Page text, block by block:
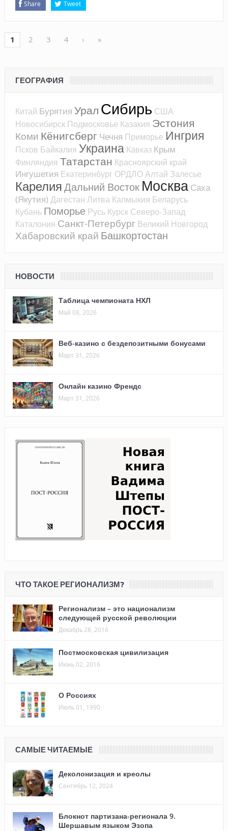
Share Tweet
1 2 3 4 › »
ГЕОГРАФИЯ
Китай Бурятия Урал Сибирь США
Новосибирск Подмосковье Казакия Эстония
Коми Кёнигсберг Чечня Приморье Ингрия
Псков Байкалия Украина Кавказ Крым
Финляндия Татарстан Красноярский край
Ингушетия Екатеринбург ОРДЛОАлтай Залесье
КарелияДальний Восток Москва Саха
(Якутия) Дагестан Литва Калмыкия Беларусь
Кубань Поморье Русь Курск Северо-Запад
Каталония Санкт-Петербург Великий Новгород
Хабаровский край Башкортостан
НОВОСТИ
Таблица чемпионата НХЛ
Май 08, 2026
Веб-казино с бездепозитными бонусами
Март 31, 2026
Онлайн казино Френдс
Март 31, 2026
ЧТО ТАКОЕ РЕГИОНАЛИЗМ?
Регионализм – это национализм
следующей русской революции
Декабрь 28, 2016
Постмосковская цивилизация
Июнь 02, 2016
О Россиях
Июль 01, 1990
САМЫЕ ЧИТАЕМЫЕ
Деколонизация и креолы
Сентябрь 12, 2024
Блокнот партизана-регионала 9.
Шершавым языком Эзопа